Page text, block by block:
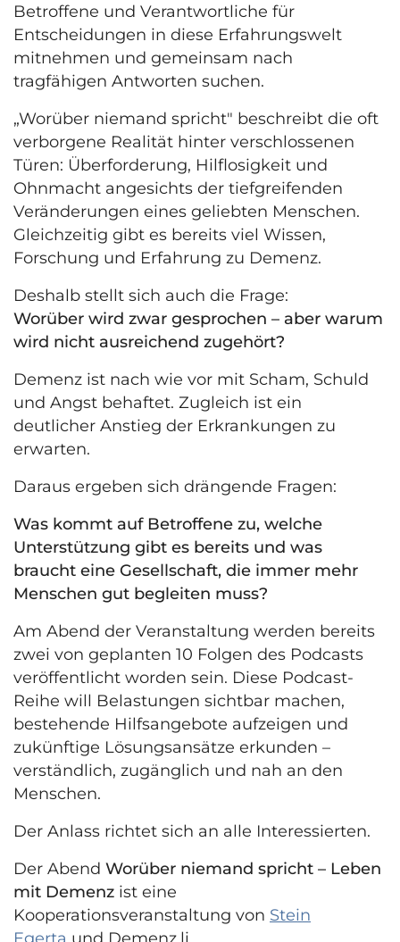
Betroffene und Verantwortliche für
Entscheidungen in diese Erfahrungswelt
mitnehmen und gemeinsam nach
tragfähigen Antworten suchen.
„Worüber niemand spricht" beschreibt die oft
verborgene Realität hinter verschlossenen
Türen: Überforderung, Hilflosigkeit und
Ohnmacht angesichts der tiefgreifenden
Veränderungen eines geliebten Menschen.
Gleichzeitig gibt es bereits viel Wissen,
Forschung und Erfahrung zu Demenz.
Deshalb stellt sich auch die Frage:
Worüber wird zwar gesprochen – aber warum
wird nicht ausreichend zugehört?
Demenz ist nach wie vor mit Scham, Schuld
und Angst behaftet. Zugleich ist ein
deutlicher Anstieg der Erkrankungen zu
erwarten.
Daraus ergeben sich drängende Fragen:
Was kommt auf Betroffene zu, welche
Unterstützung gibt es bereits und was
braucht eine Gesellschaft, die immer mehr
Menschen gut begleiten muss?
Am Abend der Veranstaltung werden bereits
zwei von geplanten 10 Folgen des Podcasts
veröffentlicht worden sein. Diese Podcast-
Reihe will Belastungen sichtbar machen,
bestehende Hilfsangebote aufzeigen und
zukünftige Lösungsansätze erkunden –
verständlich, zugänglich und nah an den
Menschen.
Der Anlass richtet sich an alle Interessierten.
Der Abend Worüber niemand spricht – Leben
mit Demenz ist eine
Kooperationsveranstaltung von Stein